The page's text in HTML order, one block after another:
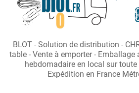
BLOT - Solution de distribution -
table - Vente à emporter -
hebdomadaire en local sur
Expédition en France